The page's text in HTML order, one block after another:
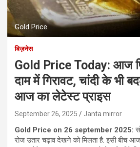
Gold Price
बिज़नेस
Gold Price Today: आज
दाम में गिरावट, चांदी के भी
आज का लेटेस्‍ट प्राइस
September 26, 2025 Janta mirror
Gold Price on 26 september 2025:
रोज उतार चढ़ाव देखने को मिलता है. इसी बीच